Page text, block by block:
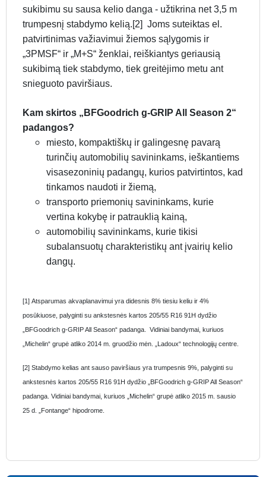
sukibimu su sausa kelio danga - užtikrina net 3,5 m
trumpesnį stabdymo kelią.[2] Joms suteiktas el.
patvirtinimas važiavimui žiemos sąlygomis ir
„3PMSF“ ir „M+S“ ženklai, reiškiantys geriausią
sukibimą tiek stabdymo, tiek greitėjimo metu ant
snieguoto paviršiaus.
Kam skirtos „BFGoodrich g-GRIP All Season 2“
padangos?
miesto, kompaktiškų ir galingesnę pavarą
turinčių automobilių savininkams, ieškantiems
visasezoninių padangų, kurios patvirtintos, kad
tinkamos naudoti ir žiemą,
transporto priemonių savininkams, kurie
vertina kokybę ir patrauklią kainą,
automobilių savininkams, kurie tikisi
subalansuotų charakteristikų ant įvairių kelio
dangų.
[1] Atsparumas akvaplanavimui yra didesnis 8% tiesiu keliu ir 4%
posūkiuose, palyginti su ankstesnės kartos 205/55 R16 91H dydžio
„BFGoodrich g-GRIP All Season“ padanga. Vidiniai bandymai, kuriuos
„Michelin“ grupė atliko 2014 m. gruodžio mėn. „Ladoux“ technologijų centre.
[2] Stabdymo kelias ant sauso paviršiaus yra trumpesnis 9%, palyginti su
ankstesnės kartos 205/55 R16 91H dydžio „BFGoodrich g-GRIP All Season“
padanga. Vidiniai bandymai, kuriuos „Michelin“ grupė atliko 2015 m. sausio
25 d. „Fontange“ hipodrome.